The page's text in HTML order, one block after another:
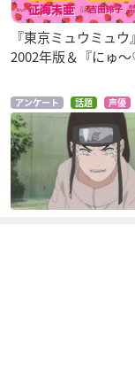
『東京ミュウミュ
2002年版＆『にゅ
アンケート 話題 声優